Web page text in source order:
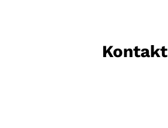
Kontakt